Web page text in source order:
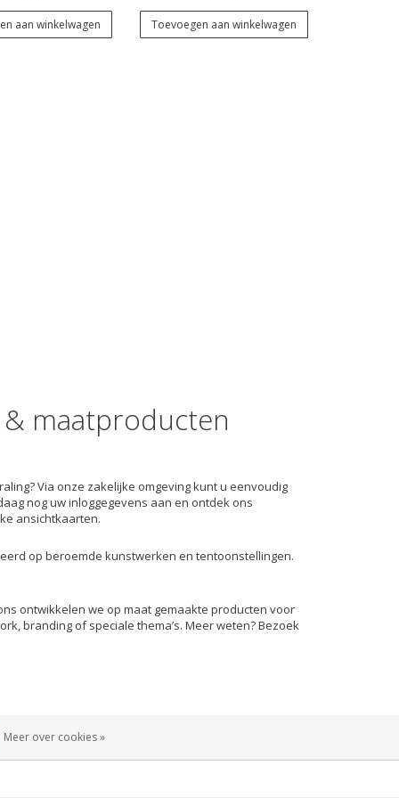
aan winkelwagen Toevoegen aan winkelwagen
maatproducten
Via onze zakelijke omgeving kunt u eenvoudig
nog uw inloggegevens aan en ontdek ons
ansichtkaarten.
op beroemde kunstwerken en tentoonstellingen.
ontwikkelen we op maat gemaakte producten voor
branding of speciale thema’s. Meer weten? Bezoek
Meer over cookies »